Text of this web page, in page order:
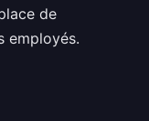
de
employés.